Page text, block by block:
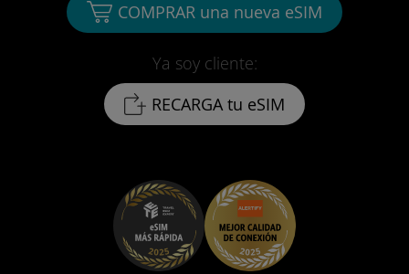
Ya soy cliente:
RECARGA tu eSIM
COMPRAR una nueva eSIM